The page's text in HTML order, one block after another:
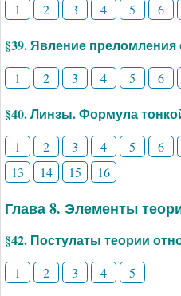
1 2 3 4 5 6
§39. Явление преломления
1 2 3 4 5 6
§40. Линзы. Формула
1 2 3 4 5 6
13
14 15 16
Глава 8. Элементы
§42. Постулаты теории
1 2 3 4 5